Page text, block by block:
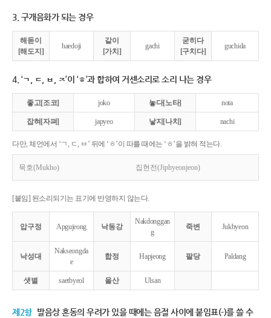
3. 구개음화가 되는 경우
해돋이
[해도지]
haedoji
같이
[가치]
gachi
굳히다
[구치다]
guchida
4. ‘ㄱ, ㄷ, ㅂ, ㅈ’이 ‘ㅎ’과 합하여 거센소리로 소리 나는 경우
좋고[조코] joko 놓다[노타] nota
잡혀[자펴] japyeo 낳지[나치] nachi
다만, 체언에서 ‘ㄱ, ㄷ, ㅂ’ 뒤에 ‘ㅎ’이 따를 때에는 ‘ㅎ’을 밝혀 적는다.
묵호(Mukho) 집현전(Jiphyeonjeon)
[붙임] 된소리되기는 표기에 반영하지 않는다.
압구정 Apgujeong 낙동강
Nakdonggan
g
죽변 Jukbyeon
낙성대
Nakseongda
e
합정 Hapjeong 팔당 Paldang
샛별 saetbyeol 울산 Ulsan
제2항 발음상 혼동의 우려가 있을 때에는 음절 사이에 붙임표(-)를 쓸 수